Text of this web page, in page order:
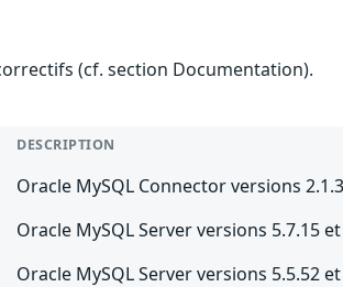
(cf. section Documentation).
DESCRIPTION
Oracle MySQL Connector versions
Oracle MySQL Server versions 5.7.15
Oracle MySQL Server versions 5.5.52